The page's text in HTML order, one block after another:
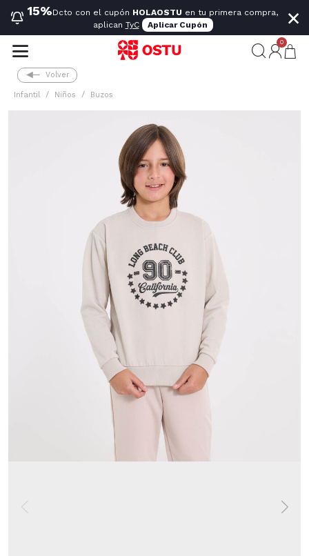
15%Dcto con el cupón HOLAOSTU en tu primera compra,
aplican TyC Aplicar Cupón ×
0
Volver
Infantil Niños Buzos